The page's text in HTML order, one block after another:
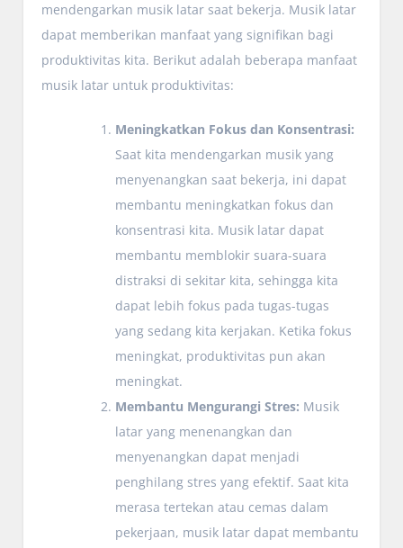
mendengarkan musik latar saat bekerja. Musik latar
dapat memberikan manfaat yang signifikan bagi
produktivitas kita. Berikut adalah beberapa manfaat
musik latar untuk produktivitas:
Meningkatkan Fokus dan Konsentrasi:
Saat kita mendengarkan musik yang
menyenangkan saat bekerja, ini dapat
membantu meningkatkan fokus dan
konsentrasi kita. Musik latar dapat
membantu memblokir suara-suara
distraksi di sekitar kita, sehingga kita
dapat lebih fokus pada tugas-tugas
yang sedang kita kerjakan. Ketika fokus
meningkat, produktivitas pun akan
meningkat.
Membantu Mengurangi Stres: Musik
latar yang menenangkan dan
menyenangkan dapat menjadi
penghilang stres yang efektif. Saat kita
merasa tertekan atau cemas dalam
pekerjaan, musik latar dapat membantu